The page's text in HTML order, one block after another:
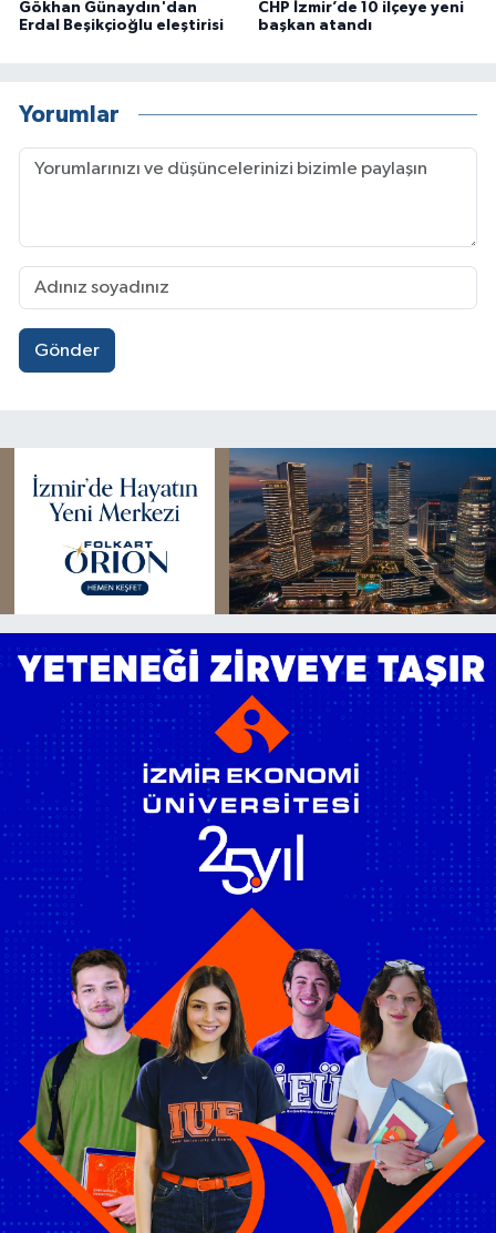
Gökhan Günaydın'dan
Erdal Beşikçioğlu eleştirisi
CHP İzmir’de 10 ilçeye yeni
başkan atandı
Yorumlar
Gönder